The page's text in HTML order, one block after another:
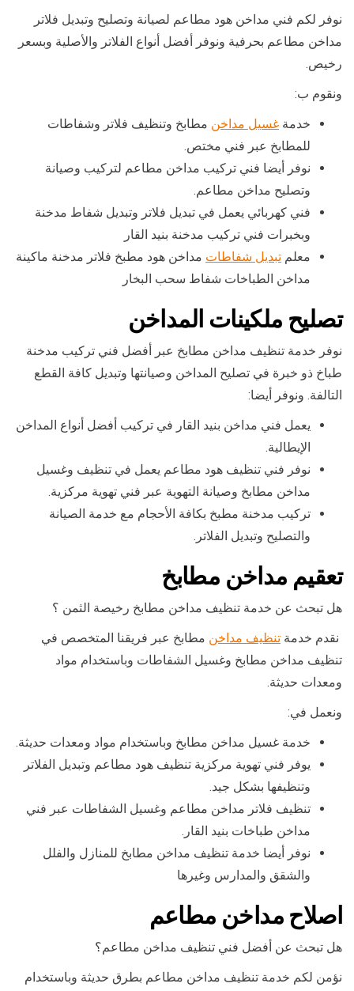
نوفر لكم فني مداخن هود مطاعم لصيانة وتصليح وتبديل فلاتر
مداخن مطاعم بحرفية ونوفر أفضل أنواع الفلاتر والأصلية وبسعر
رخيص.
ونقوم ب:
خدمة غسيل مداخن مطابخ وتنظيف فلاتر وشفاطات
للمطابخ عبر فني مختص.
نوفر أيضا فني تركيب مداخن مطاعم لتركيب وصيانة
وتصليح مداخن مطاعم.
فني كهربائي يعمل في تبديل فلاتر وتبديل شفاط مدخنة
وبخبرات فني تركيب مدخنة بنيد القار
معلم تبديل شفاطات مداخن هود مطبخ فلاتر مدخنة ماكينة
مداخن الطباخات شفاط سحب البخار
تصليح ملكينات المداخن
نوفر خدمة تنظيف مداخن مطابخ عبر أفضل فني تركيب مدخنة
طباخ ذو خبرة في تصليح المداخن وصيانتها وتبديل كافة القطع
التالفة. ونوفر أيضا:
يعمل فني مداخن بنيد القار في تركيب أفضل أنواع المداخن
الإيطالية.
نوفر فني تنظيف هود مطاعم يعمل في تنظيف وغسيل
مداخن مطابخ وصيانة التهوية عبر فني تهوية مركزية.
تركيب مدخنة مطبخ بكافة الأحجام مع خدمة الصيانة
والتصليح وتبديل الفلاتر.
تعقيم مداخن مطابخ
هل تبحث عن خدمة تنظيف مداخن مطابخ رخيصة الثمن ؟
نقدم خدمة تنظيف مداخن مطابخ عبر فريقنا المتخصص في
تنظيف مداخن مطابخ وغسيل الشفاطات وباستخدام مواد
ومعدات حديثة.
ونعمل في:
خدمة غسيل مداخن مطابخ وباستخدام مواد ومعدات حديثة.
يوفر فني تهوية مركزية تنظيف هود مطاعم وتبديل الفلاتر
وتنظيفها بشكل جيد.
تنظيف فلاتر مداخن مطاعم وغسيل الشفاطات عبر فني
مداخن طباخات بنيد القار.
نوفر أيضا خدمة تنظيف مداخن مطابخ للمنازل والفلل
والشقق والمدارس وغيرها
اصلاح مداخن مطاعم
هل تبحث عن أفضل فني تنظيف مداخن مطاعم؟
نؤمن لكم خدمة تنظيف مداخن مطاعم بطرق حديثة وباستخدام